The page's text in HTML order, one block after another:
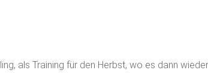
als Training für den Herbst, wo es dann